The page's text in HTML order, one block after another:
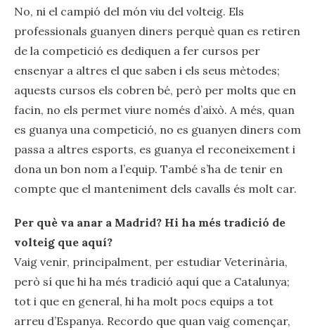
No, ni el campió del món viu del volteig. Els
professionals guanyen diners perquè quan es retiren
de la competició es dediquen a fer cursos per
ensenyar a altres el que saben i els seus mètodes;
aquests cursos els cobren bé, però per molts que en
facin, no els permet viure només d’això. A més, quan
es guanya una competició, no es guanyen diners com
passa a altres esports, es guanya el reconeixement i
dona un bon nom a l’equip. També s’ha de tenir en
compte que el manteniment dels cavalls és molt car.
Per què va anar a Madrid? Hi ha més tradició de
volteig que aquí?
Vaig venir, principalment, per estudiar Veterinària,
però sí que hi ha més tradició aquí que a Catalunya;
tot i que en general, hi ha molt pocs equips a tot
arreu d’Espanya. Recordo que quan vaig començar,